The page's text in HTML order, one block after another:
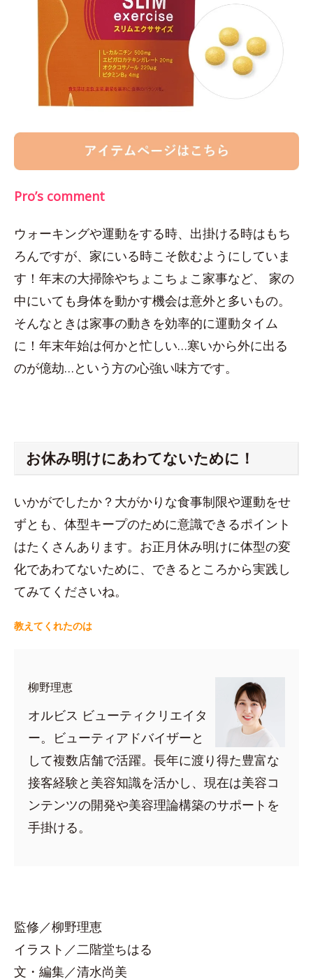
Pro’s comment
ウォーキングや運動をする時、出掛ける時はもち
ろんですが、家にいる時こそ飲むようにしていま
す！年末の大掃除やちょこちょこ家事など、 家の
中にいても身体を動かす機会は意外と多いもの。
そんなときは家事の動きを効率的に運動タイム
に！年末年始は何かと忙しい…寒いから外に出る
のが億劫…という方の心強い味方です。
お休み明けにあわてないために！
いかがでしたか？大がかりな食事制限や運動をせ
ずとも、体型キープのために意識できるポイント
はたくさんあります。お正月休み明けに体型の変
化であわてないために、できるところから実践し
てみてくださいね。
教えてくれたのは
柳野理恵
オルビス ビューティクリエイタ
ー。ビューティアドバイザーと
して複数店舗で活躍。長年に渡り得た豊富な
接客経験と美容知識を活かし、現在は美容コ
ンテンツの開発や美容理論構築のサポートを
手掛ける。
監修／柳野理恵
イラスト／二階堂ちはる
文・編集／清水尚美